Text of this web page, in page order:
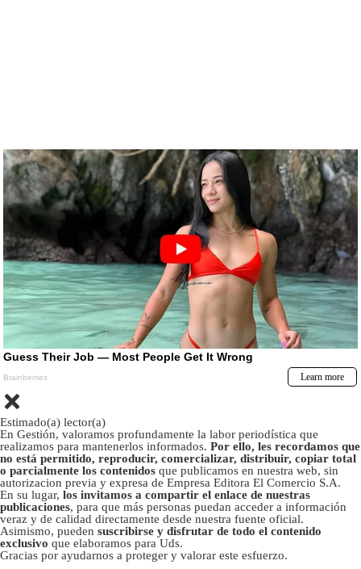
Estimado(a) lector(a)
En Gestión, valoramos profundamente la labor periodística que
realizamos para mantenerlos informados. Por ello, les recordamos que
no está permitido, reproducir, comercializar, distribuir, copiar total
o parcialmente los contenidos que publicamos en nuestra web, sin
autorizacion previa y expresa de Empresa Editora El Comercio S.A.
En su lugar, los invitamos a compartir el enlace de nuestras
publicaciones, para que más personas puedan acceder a información
veraz y de calidad directamente desde nuestra fuente oficial.
Asimismo, pueden suscribirse y disfrutar de todo el contenido
exclusivo que elaboramos para Uds.
Gracias por ayudarnos a proteger y valorar este esfuerzo.